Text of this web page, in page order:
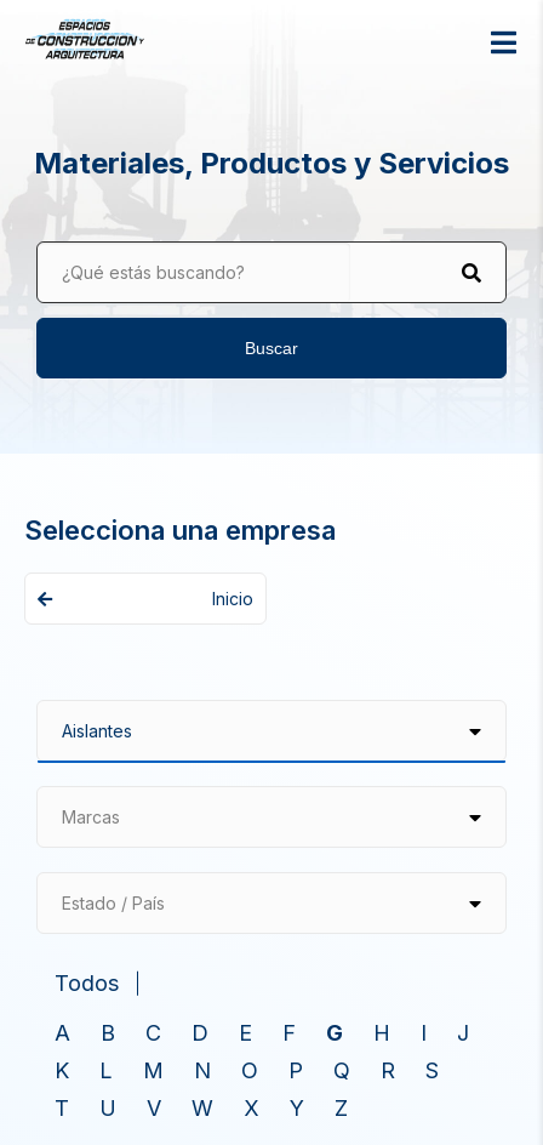
Materiales, Productos y Servicios
¿Qué estás buscando?
Buscar
Selecciona una empresa
Inicio
Marcas
Estado / País
Todos
A
B C D E F G H I
J
K
L M N O P Q R
S
T
U V W X Y Z